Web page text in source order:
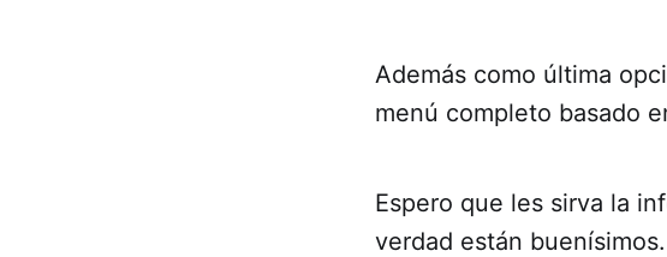
Además como última
menú completo basado
Espero que les sirva la
verdad están buenísimos.